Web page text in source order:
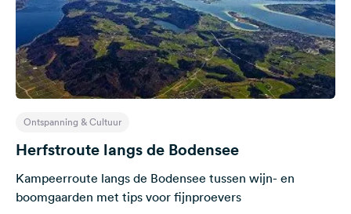
Ontspanning & Cultuur
Herfstroute langs de Bodensee
Kampeerroute langs de Bodensee tussen wijn- en
boomgaarden met tips voor fijnproevers